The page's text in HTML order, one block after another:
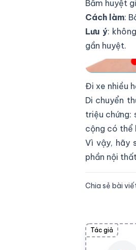
Bấm huyệt
Cách làm:
Lưu ý:
gần huyệt.
Bấm huyệt
Đi xe nhiều
Di chuyển
triệu chứng:
cộng có thể
Vì vậy, hãy
phần nội
Chia sẻ bài
Tác giả